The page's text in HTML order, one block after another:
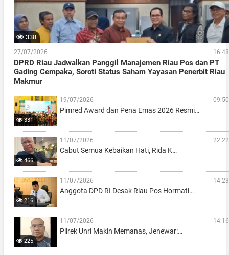
338
27/07/2026 16:48
DPRD Riau Jadwalkan Panggil Manajemen Riau Pos dan PT
Gading Cempaka, Soroti Status Saham Yayasan Penerbit Riau
Makmur
331
19/07/2026 09:50
Pimred Award dan Pena Emas 2026 Resmi…
466
11/07/2026 22:22
Cabut Semua Kebaikan Hati, Rida K…
216
11/07/2026 14:23
Anggota DPD RI Desak Riau Pos Hormati…
225
11/07/2026 14:16
Pilrek Unri Makin Memanas, Jenewar:…